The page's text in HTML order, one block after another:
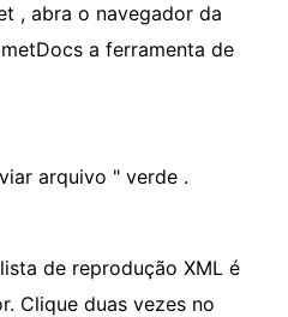
, abra o navegador da
a ferramenta de
arquivo " verde .
de reprodução XML é
Clique duas vezes no